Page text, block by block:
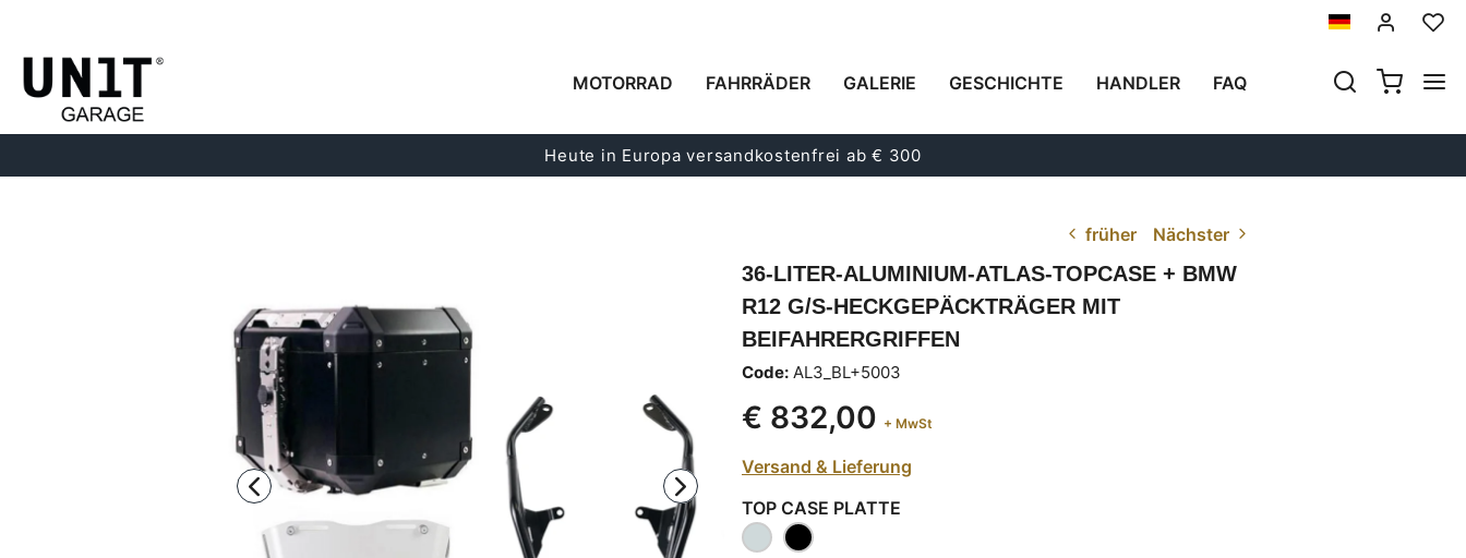
MOTORRAD FAHRRÄDER GALERIE GESCHICHTE HANDLER FAQ
Heute in Europa versandkostenfrei ab € 300
früher Nächster
36-LITER-ALUMINIUM-ATLAS-TOPCASE + BMW
R12 G/S-HECKGEPÄCKTRÄGER MIT
BEIFAHRERGRIFFEN
Code: AL3_BL+5003
€ 832,00 + MwSt
Versand & Lieferung
TOP CASE PLATTE